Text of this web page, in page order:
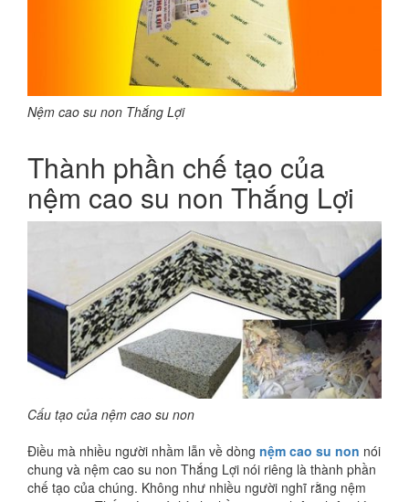
Nệm cao su non Thắng Lợi
Thành phần chế tạo của
nệm cao su non Thắng Lợi
Cấu tạo của nệm cao su non
Điều mà nhiều người nhầm lẫn về dòng nệm cao su non nói
chung và nệm cao su non Thắng Lợi nói riêng là thành phần
chế tạo của chúng. Không như nhiều người nghĩ rằng nệm